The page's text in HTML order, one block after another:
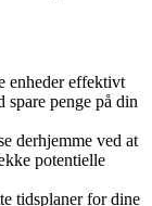
enheder effektivt
spare penge på din
derhjemme ved at
potentielle
tidsplaner for dine